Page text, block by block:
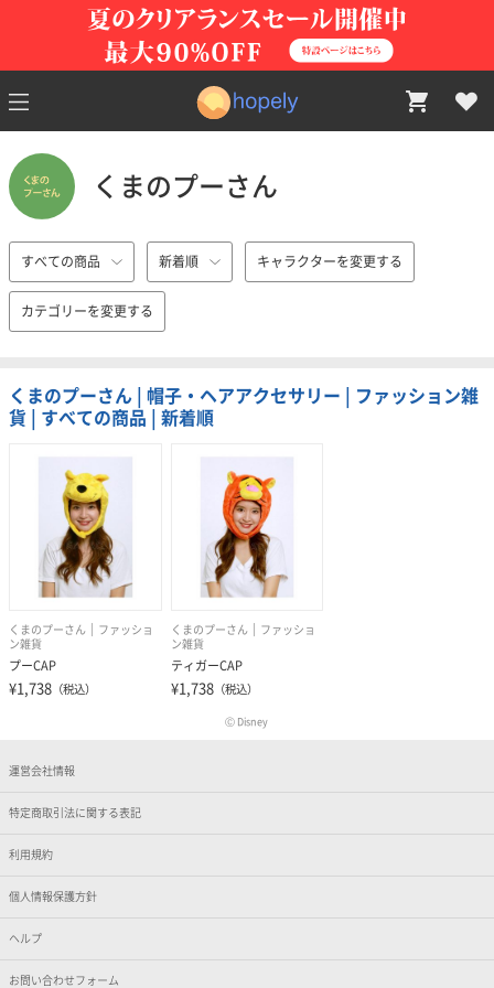
くまのプーさん
すべての商品 新着順 キャラクターを変更する
カテゴリーを変更する
くまのプーさん | 帽子・ヘアアクセサリー | ファッション雑
貨 | すべての商品 | 新着順
くまのプーさん
ファッショ
ン雑貨
プーCAP
¥1,738 （税込）
くまのプーさん
ファッショ
ン雑貨
ティガーCAP
¥1,738（税込）
Ⓒ Disney
運営会社情報
特定商取引法に関する表記
利用規約
個人情報保護方針
ヘルプ
お問い合わせフォーム